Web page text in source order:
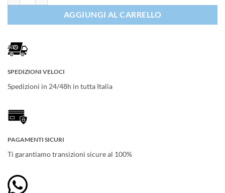
AGGIUNGI AL CARRELLO
SPEDIZIONI VELOCI
Spedizioni in 24/48h in tutta Italia
PAGAMENTI SICURI
Ti garantiamo transizioni sicure al 100%